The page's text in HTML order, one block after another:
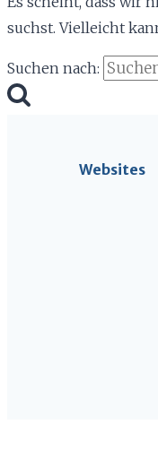
suchst. Vielleicht
Suchen nach:
Websites